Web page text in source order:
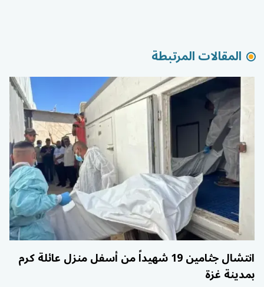
المقالات المرتبطة
انتشال جثامين 19 شهيداً من أسفل منزل عائلة كرم
بمدينة غزة